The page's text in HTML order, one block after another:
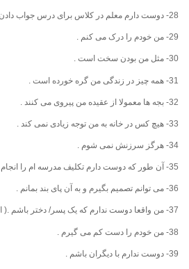
28- دوست دارم معلم در کلاس برای درس جواب دادن ، من را صدا بزند .
29- من خودم را درک می کنم .
30- مثل من بودن سخت است .
31- همه چیز در زندگی من گره خورده است .
32- بجه ها معمولا از عقیده من پیروی می کنند .
33- هیچ کس در خانه به من توجه زیادی نمی کند .
34- هرگز سرزنش نمی شوم .
35- آن طور که دوست دارم تکلیف مدرسه ام را انجام نمی دهم .
36- می توانم تصمیم بگیرم و به آن پای بند بمانم .
37- من واقعا دوست ندارم که یک پسر/ دختر باشم .( از جنس مخالف باشم)
38- من خودم را دست کم می گیرم .
39- دوست ندارم با دیگران باشم .